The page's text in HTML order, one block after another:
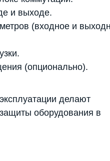
и выходе.
(входное и
(опционально).
делают
оборудования в